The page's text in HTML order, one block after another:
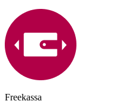
Freekassa